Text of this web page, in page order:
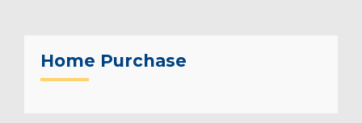
Home Purchase